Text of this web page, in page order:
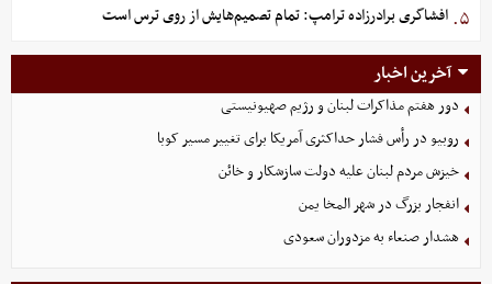
۵. افشاگری برادرزاده ترامپ: تمام تصمیم‌هایش از روی ترس است
آخرین اخبار
دور هفتم مذاکرات لبنان و رژیم صهیونیستی
روبیو در رأس فشار حداکثری آمریکا برای تغییر مسیر کوبا
خیزش مردم لبنان علیه دولت سازشکار و خائن
انفجار بزرگ در شهر المخا یمن
هشدار صنعاء به مزدوران سعودی